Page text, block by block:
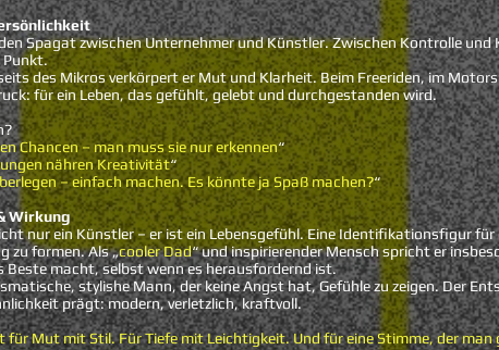
Spagat zwischen Unternehmer und Künstler. Zwischen Kontrolle
Punkt.
des Mikros verkörpert er Mut und Klarheit. Beim Freeriden, im
für ein Leben, das gefühlt, gelebt und durchgestanden wird.
Chancen – man muss sie nur erkennen“
nähren Kreativität“
– einfach machen. Es könnte ja Spaß machen?“
Wirkung
nur ein Künstler – er ist ein Lebensgefühl. Eine Identifikationsfigur
zu formen. Als „cooler Dad“ und inspirierender Mensch spricht er
Beste macht, selbst wenn es herausfordernd ist.
stylishe Mann, der keine Angst hat, Gefühle zu zeigen. Der
prägt: modern, verletzlich, kraftvoll.
für Mut mit Stil. Für Tiefe mit Leichtigkeit. Und für eine Stimme, der